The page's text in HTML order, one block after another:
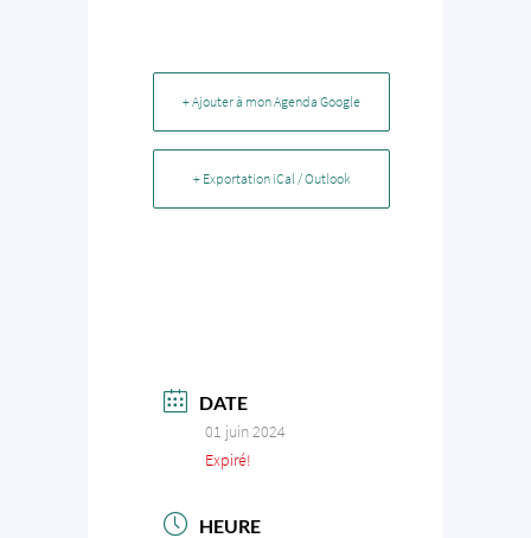
+ Ajouter à mon Agenda Google
+ Exportation iCal / Outlook
DATE
01 juin 2024
Expiré!
HEURE